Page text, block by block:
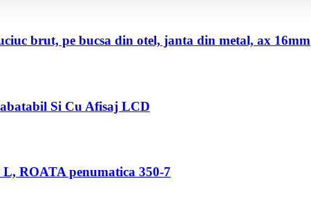
brut, pe bucsa din otel, janta din metal, ax 16mm
Si Cu Afisaj LCD
ROATA penumatica 350-7